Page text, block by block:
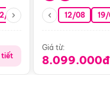
08 26/08 05/09
tiết
12/08
Giá từ:
8.099.000đ